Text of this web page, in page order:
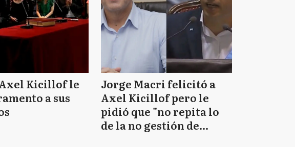
Kicillof le
a sus
Jorge Macri felicitó a
Axel Kicillof pero le
pidió que "no repita lo
de la no gestión de